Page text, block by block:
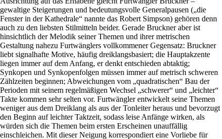
gewaltige Steigerungen und bedeutungsvolle Generalpausen („die
Fenster in der Kathedrale“ nannte das Robert Simpson) gehören denn
auch zu den liebsten Stilmitteln beider. Gerade Bruckner aber ist
hinsichtlich der Melodik seiner Themen und ihrer metrischen
Gestaltung nahezu Furtwänglers vollkommener Gegensatz: Bruckner
liebt signalhafte Motive, häufig dreiklangsbasiert; die Hauptakzente
liegen immer auf dem Anfang, er denkt entschieden abtaktig;
Synkopen und Synkopenfolgen müssen immer auf metrisch schweren
Zählzeiten beginnen; Abweichungen vom „quadratischen“ Bau der
Perioden mit seinem regelmäßigen Wechsel „schwerer“ und „leichter“
Takte kommen sehr selten vor. Furtwängler entwickelt seine Themen
weniger aus dem Dreiklang als aus der Tonleiter heraus und bevorzugt
den Beginn auf leichter Taktzeit, sodass leise Anfänge wirken, als
würden sich die Themen beim ersten Erscheinen unauffällig
einschleichen. Mit dieser Neigung korrespondiert eine Vorliebe für